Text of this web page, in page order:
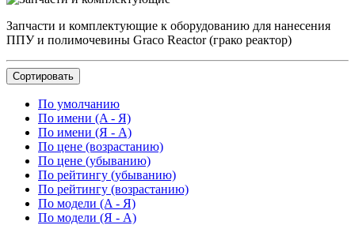
Запчасти и комплектующие к оборудованию для нанесения
ППУ и полимочевины Graco Reactor (грако реактор)
Сортировать
По умолчанию
По имени (A - Я)
По имени (Я - A)
По цене (возрастанию)
По цене (убыванию)
По рейтингу (убыванию)
По рейтингу (возрастанию)
По модели (A - Я)
По модели (Я - A)